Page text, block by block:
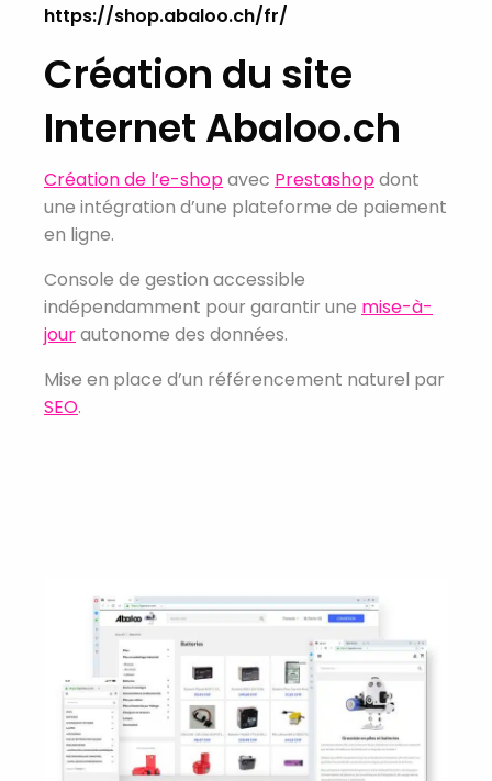
https://shop.abaloo.ch/fr/
Création du site
Internet Abaloo.ch
Création de l’e-shopavec Prestashopdont
une intégration d’une plateforme de paiement
en ligne.
Console de gestion accessible
indépendamment pour garantir une mise-à-
jourautonome des données.
Mise en place d’un référencement naturel par
SEO.